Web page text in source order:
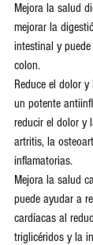
Mejora la salud
mejorar la
intestinal y
colon.
Reduce el dolor
un potente
reducir el dolor y
artritis, la
inflamatorias.
Mejora la salud
puede ayudar a
cardíacas al
triglicéridos y la